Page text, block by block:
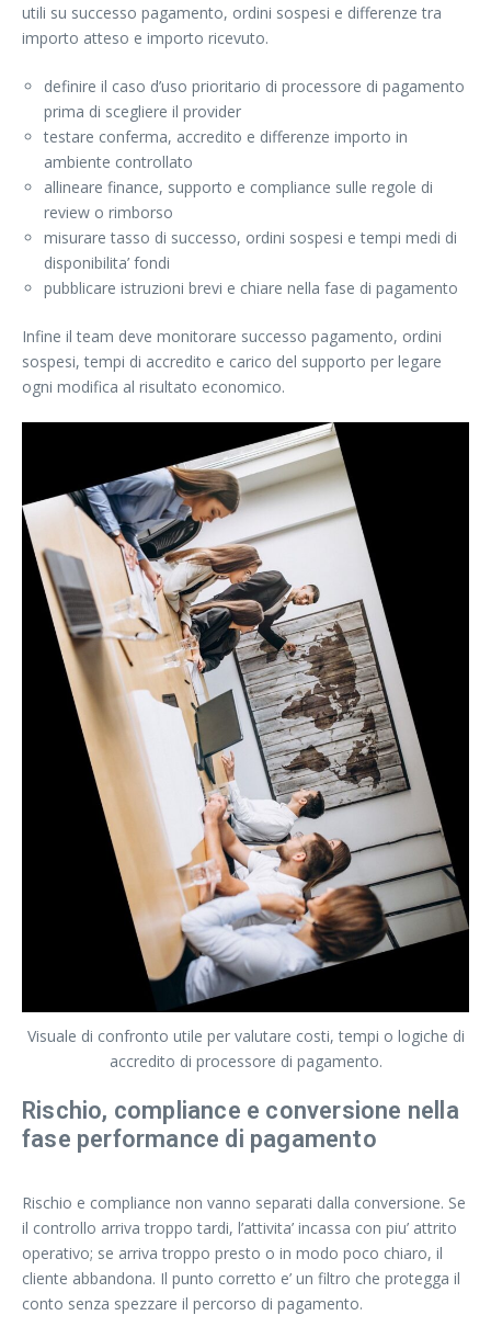
utili su successo pagamento, ordini sospesi e differenze tra
importo atteso e importo ricevuto.
definire il caso d’uso prioritario di processore di pagamento
prima di scegliere il provider
testare conferma, accredito e differenze importo in
ambiente controllato
allineare finance, supporto e compliance sulle regole di
review o rimborso
misurare tasso di successo, ordini sospesi e tempi medi di
disponibilita’ fondi
pubblicare istruzioni brevi e chiare nella fase di pagamento
Infine il team deve monitorare successo pagamento, ordini
sospesi, tempi di accredito e carico del supporto per legare
ogni modifica al risultato economico.
Visuale di confronto utile per valutare costi, tempi o logiche di
accredito di processore di pagamento.
Rischio, compliance e conversione nella
fase performance di pagamento
Rischio e compliance non vanno separati dalla conversione. Se
il controllo arriva troppo tardi, l’attivita’ incassa con piu’ attrito
operativo; se arriva troppo presto o in modo poco chiaro, il
cliente abbandona. Il punto corretto e’ un filtro che protegga il
conto senza spezzare il percorso di pagamento.